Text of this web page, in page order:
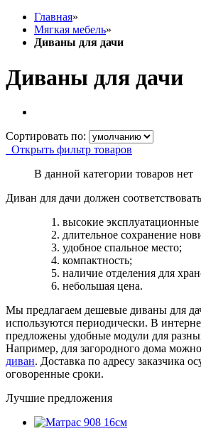
Главная»
Мягкая мебель»
Диваны для дачи
Диваны для дачи
Сортировать по:
Открыть фильтр товаров
В данной категории товаров нет
Диван для дачи должен
высокие эксплуатационные
длительное сохранение
удобное спальное место;
компактность;
наличие отделения для
небольшая цена.
Мы предлагаем дешевые диваны для
используются периодически. В
предложены удобные модули для
Например, для загородного дома можно
диван. Доставка по адресу заказчика
оговоренные сроки.
Лучшие предложения